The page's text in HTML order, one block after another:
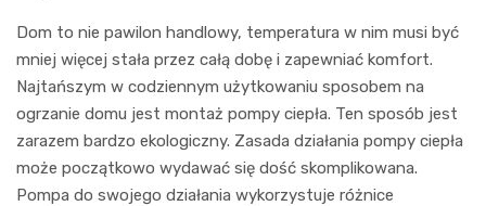
Dom to nie pawilon handlowy, temperatura w nim musi być
mniej więcej stała przez całą dobę i zapewniać komfort.
Najtańszym w codziennym użytkowaniu sposobem na
ogrzanie domu jest montaż pompy ciepła. Ten sposób jest
zarazem bardzo ekologiczny. Zasada działania pompy ciepła
może początkowo wydawać się dość skomplikowana.
Pompa do swojego działania wykorzystuje różnice